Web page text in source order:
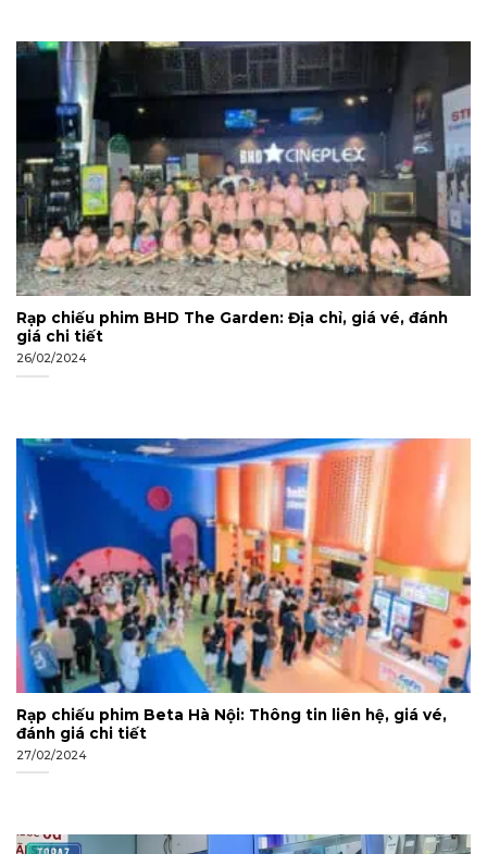
Rạp chiếu phim BHD The Garden: Địa chỉ, giá vé, đánh
giá chi tiết
26/02/2024
Rạp chiếu phim Beta Hà Nội: Thông tin liên hệ, giá vé,
đánh giá chi tiết
27/02/2024